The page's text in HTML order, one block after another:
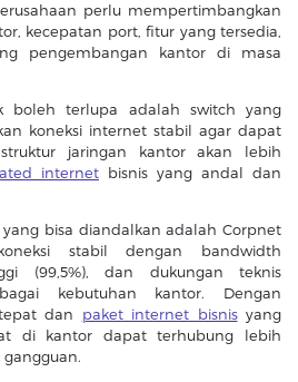
perlu mempertimbangkan
kecepatan port, fitur yang tersedia,
pengembangan kantor di masa
boleh terlupa adalah switch yang
koneksi internet stabil agar dapat
jaringan kantor akan lebih
internet bisnis yang andal dan
bisa diandalkan adalah Corpnet
stabil dengan bandwidth
(99,5%), dan dukungan teknis
kebutuhan kantor. Dengan
dan paket internet bisnisyang
di kantor dapat terhubung lebih